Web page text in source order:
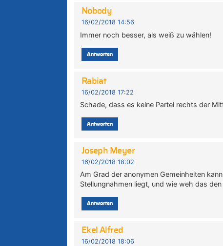
Nobody
16/02/2018 14:56
Immer noch besser, als weiß zu wählen!
Antworten
Rabiat
16/02/2018 17:22
Schade, dass es keine Partei rechts der
Antworten
Joseph Meyer
16/02/2018 18:02
Am Grad der anonymen Gemeinheiten
Stellungnahmen liegt, und wie weh das
Antworten
Ekel Alfred
16/02/2018 18:06